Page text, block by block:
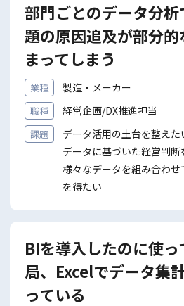
部門ごとのデータ分
題の原因追及が部分
まってしまう
業種 製造・メーカー
職種 経営企画/DX推進担当
課題
データ活用の土台を整えた
データに基づいた経営判断
様々なデータを組み合わ
を得たい
BIを導入したのに使
局、Excelでデータ集
っている